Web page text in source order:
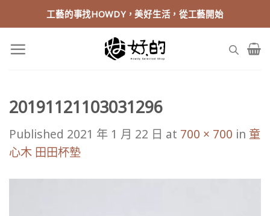
to
content
工藝的事找HOWDY，美好生活，從工藝開始
20191121103031296
Published 2021 年 1 月 22 日 at 700 × 700 in 童
心木 田田杯墊